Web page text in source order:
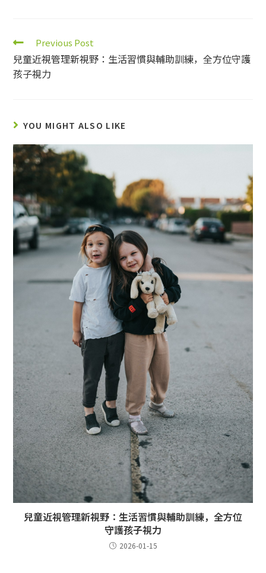
Previous Post
兒童近視管理新視野：生活習慣與輔助訓練，全方位守護
孩子視力
YOU MIGHT ALSO LIKE
兒童近視管理新視野：生活習慣與輔助訓練，全方位
守護孩子視力
2026-01-15